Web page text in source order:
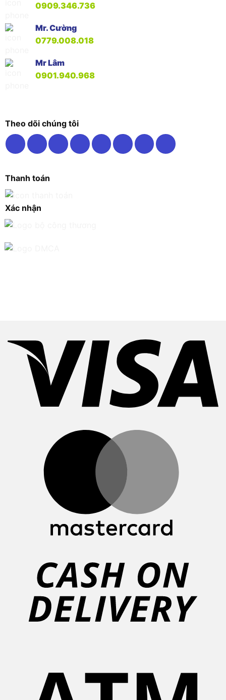
0909.346.736
Mr. Cường
0779.008.018
Mr Lâm
0901.940.968
Theo dõi chúng tôi
Thanh toán
Xác nhận